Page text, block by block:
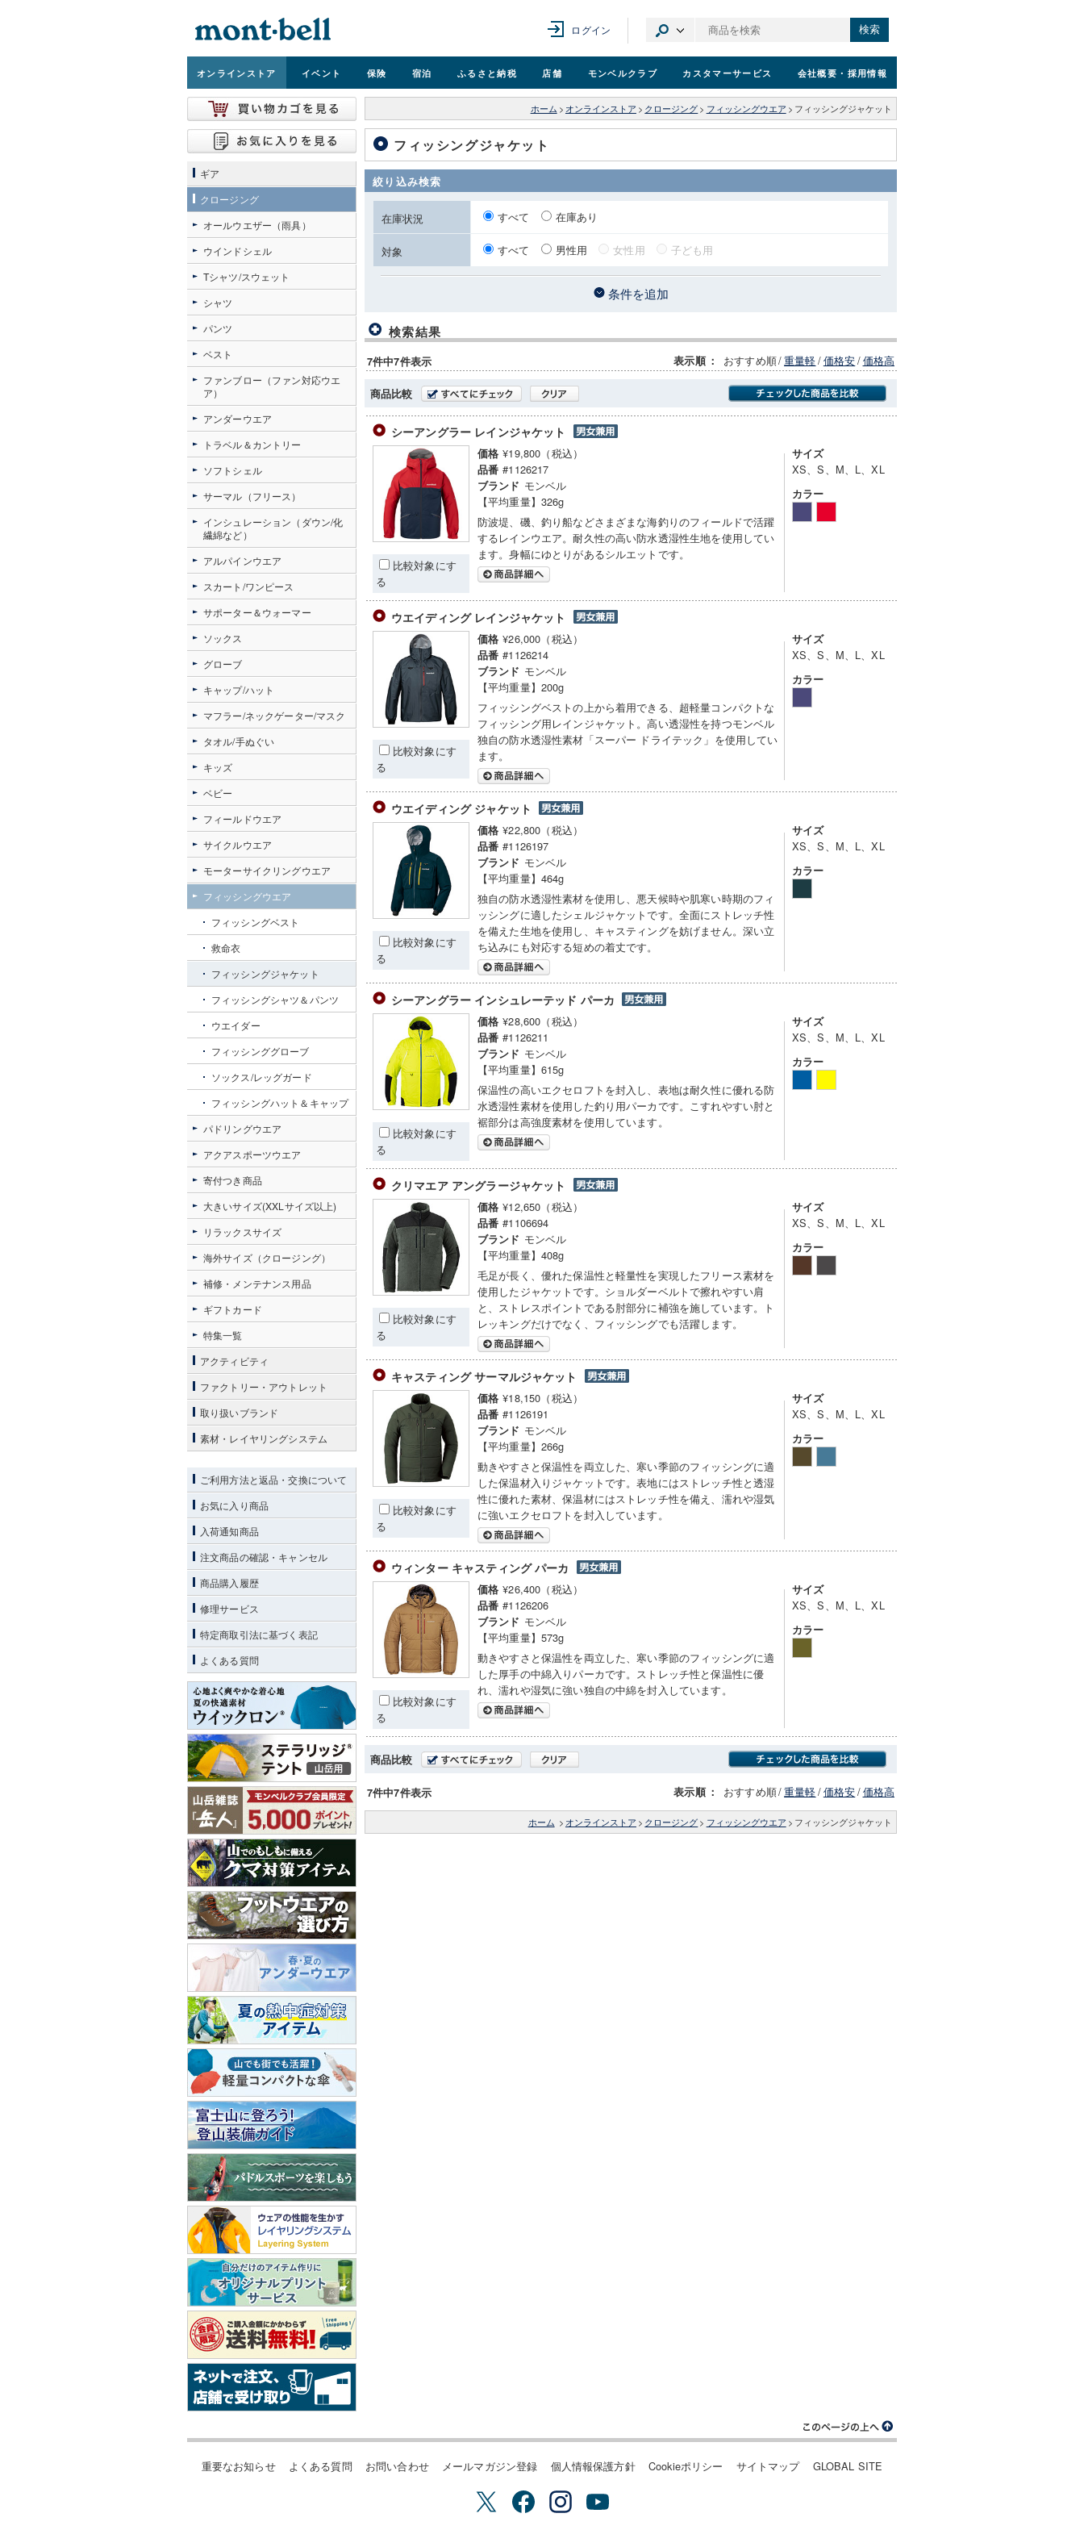
ログイン 検索
オンラインストア イベント 保険 宿泊 ふるさと納税 店舗 モンベルクラブ カスタマーサービス 会社概要 ・採用情報
ホーム > オンラインストア > クロージング > フィッシングウエア > フィッシングジャケット
フィッシングジャケット
絞り込み検索
在庫状況 すべて 在庫あり
対象 すべて 男性用 女性用 子ども用
条件を追加
検索結果
7件中7件表示 表示順 ： おすすめ順/重量軽/価格安/価格高
商品比較
シーアングラー レインジャケット
比較対象にす
る
価格 ¥19,800（税込）
品番 #1126217
ブランド モンベル
【平均重量】326g
防波堤、磯、釣り船などさまざまな海釣りのフィールドで活躍
するレインウエア。耐久性の高い防水透湿性生地を使用してい
ます。身幅にゆとりがあるシルエットです。
サイズ
XS、S、M、L、XL
カラー
ウエイディング レインジャケット
比較対象にす
る
価格 ¥26,000（税込）
品番 #1126214
ブランド モンベル
【平均重量】200g
フィッシングベストの上から着用できる、超軽量コンパクトな
フィッシング用レインジャケット。高い透湿性を持つモンベル
独自の防水透湿性素材「スーパー ドライテック」を使用してい
ます。
サイズ
XS、S、M、L、XL
カラー
ウエイディング ジャケット
比較対象にす
る
価格 ¥22,800（税込）
品番 #1126197
ブランド モンベル
【平均重量】464g
独自の防水透湿性素材を使用し、悪天候時や肌寒い時期のフィ
ッシングに適したシェルジャケットです。全面にストレッチ性
を備えた生地を使用し、キャスティングを妨げません。深い立
ち込みにも対応する短めの着丈です。
サイズ
XS、S、M、L、XL
カラー
シーアングラー インシュレーテッド パーカ
比較対象にす
る
価格 ¥28,600（税込）
品番 #1126211
ブランド モンベル
【平均重量】615g
保温性の高いエクセロフトを封入し、表地は耐久性に優れる防
水透湿性素材を使用した釣り用パーカです。こすれやすい肘と
裾部分は高強度素材を使用しています。
サイズ
XS、S、M、L、XL
カラー
クリマエア アングラージャケット
比較対象にす
る
価格 ¥12,650（税込）
品番 #1106694
ブランド モンベル
【平均重量】408g
毛足が長く、優れた保温性と軽量性を実現したフリース素材を
使用したジャケットです。ショルダーベルトで擦れやすい肩
と、ストレスポイントである肘部分に補強を施しています。ト
レッキングだけでなく、フィッシングでも活躍します。
サイズ
XS、S、M、L、XL
カラー
キャスティング サーマルジャケット
比較対象にす
る
価格 ¥18,150（税込）
品番 #1126191
ブランド モンベル
【平均重量】266g
動きやすさと保温性を両立した、寒い季節のフィッシングに適
した保温材入りジャケットです。表地にはストレッチ性と透湿
性に優れた素材、保温材にはストレッチ性を備え、濡れや湿気
に強いエクセロフトを封入しています。
サイズ
XS、S、M、L、XL
カラー
ウィンター キャスティング パーカ
比較対象にす
る
価格 ¥26,400（税込）
品番 #1126206
ブランド モンベル
【平均重量】573g
動きやすさと保温性を両立した、寒い季節のフィッシングに適
した厚手の中綿入りパーカです。ストレッチ性と保温性に優
れ、濡れや湿気に強い独自の中綿を封入しています。
サイズ
XS、S、M、L、XL
カラー
商品比較
7件中7件表示 表示順 ： おすすめ順/重量軽/価格安/価格高
ホーム > オンラインストア > クロージング > フィッシングウエア > フィッシングジャケット
ギア
クロージング
オールウエザー（雨具）
ウインドシェル
Tシャツ/スウェット
シャツ
パンツ
ベスト
ファンブロー（ファン対応ウエ
ア）
アンダーウエア
トラベル＆カントリー
ソフトシェル
サーマル（フリース）
インシュレーション（ダウン/化
繊綿など）
アルパインウエア
スカート/ワンピース
サポーター＆ウォーマー
ソックス
グローブ
キャップ/ハット
マフラー/ネックゲーター/マスク
タオル/手ぬぐい
キッズ
ベビー
フィールドウエア
サイクルウエア
モーターサイクリングウエア
フィッシングウエア
フィッシングベスト
救命衣
フィッシングジャケット
フィッシングシャツ＆パンツ
ウエイダー
フィッシンググローブ
ソックス/レッグガード
フィッシングハット＆キャップ
パドリングウエア
アクアスポーツウエア
寄付つき商品
大きいサイズ(XXLサイズ以上)
リラックスサイズ
海外サイズ（クロージング）
補修・メンテナンス用品
ギフトカード
特集一覧
アクティビティ
ファクトリー・アウトレット
取り扱いブランド
素材・レイヤリングシステム
ご利用方法と返品・交換について
お気に入り商品
入荷通知商品
注文商品の確認・キャンセル
商品購入履歴
修理サービス
特定商取引法に基づく表記
よくある質問
重要なお知らせ よくある質問 お問い合わせ メールマガジン登録 個人情報保護方針 Cookieポリシー サイトマップ GLOBAL SITE